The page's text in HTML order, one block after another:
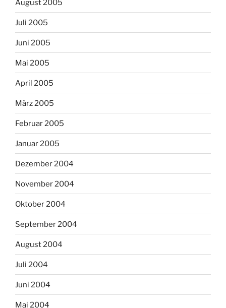
August 2005
Juli 2005
Juni 2005
Mai 2005
April 2005
März 2005
Februar 2005
Januar 2005
Dezember 2004
November 2004
Oktober 2004
September 2004
August 2004
Juli 2004
Juni 2004
Mai 2004